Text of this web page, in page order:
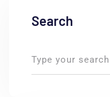
Search